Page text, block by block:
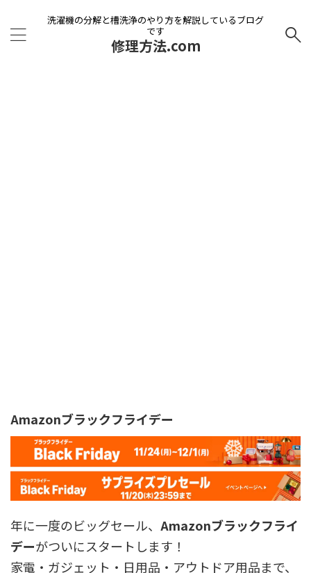
洗濯機の分解と槽洗浄のやり方を解説しているブログ
です
修理方法.com
Amazonブラックフライデー
年に一度のビッグセール、 Amazonブラックフライ
デーがついにスタートします！
家電・ガジェット・日用品・アウトドア用品まで、